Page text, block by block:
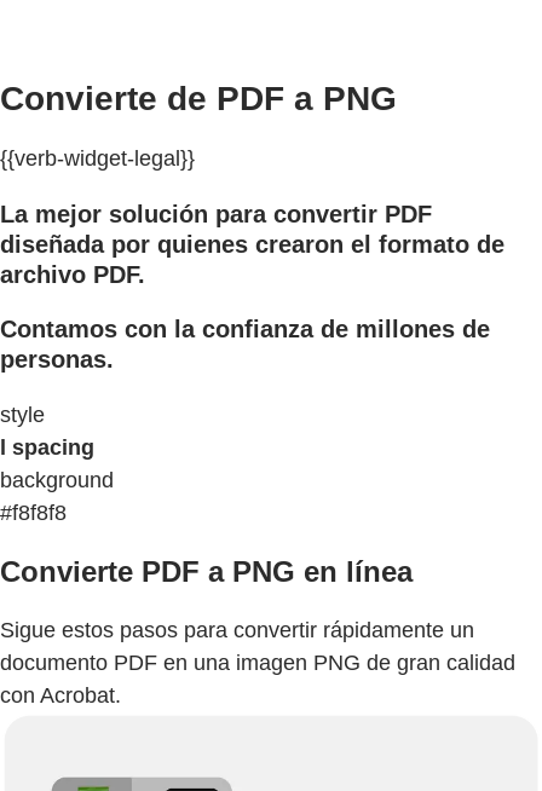
Convierte de PDF a PNG
{{verb-widget-legal}}
La mejor solución para convertir PDF
diseñada por quienes crearon el formato de
archivo PDF.
Contamos con la confianza de millones de
personas.
style
l spacing
background
#f8f8f8
Convierte PDF a PNG en línea
Sigue estos pasos para convertir rápidamente un
documento PDF en una imagen PNG de gran calidad
con Acrobat.